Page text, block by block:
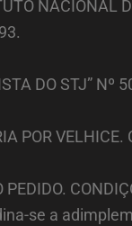
NACIONAL
DO STJ” Nº
POR
se a